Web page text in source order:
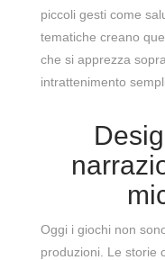
piccoli gesti come
tematiche creano
che si apprezza
intrattenimento
Oggi i giochi non
produzioni. Le storie